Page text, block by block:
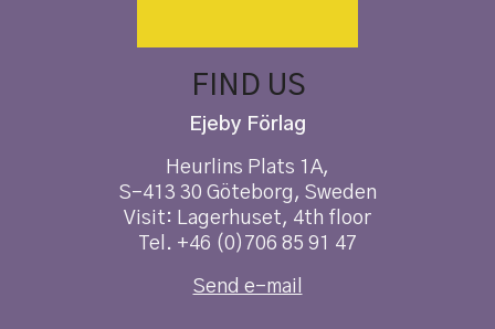
FIND US
Ejeby Förlag
Heurlins Plats 1A,
S-413 30 Göteborg, Sweden
Visit: Lagerhuset, 4th floor
Tel. +46 (0)706 85 91 47
Send e-mail